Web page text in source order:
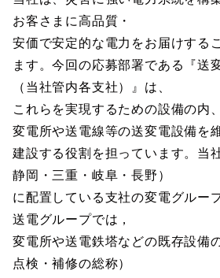
お客さまに高品質・
安価で安定的な電力をお届けする
ます。今回の応募部署である『送
（当社管内各支社）』は、
これらを実現するための設備の内、
変電所や送電線等の送変電設備を
建設する役割を担っています。当
静岡・三重・岐阜・長野）
に配置している支社の変電グルー
送電グループでは，
変電所や送電鉄塔などの既存設備
点検・補修の総称）